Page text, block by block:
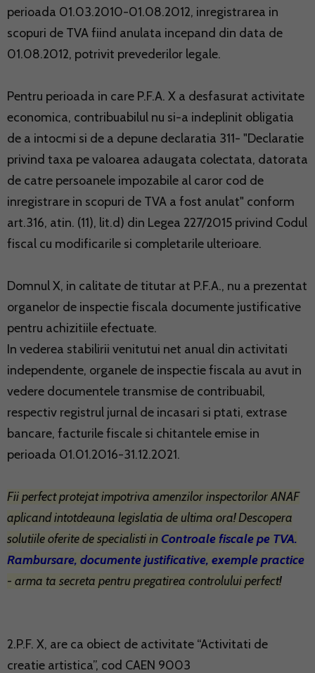
perioada 01.03.2010-01.08.2012, inregistrarea in
scopuri de TVA fiind anulata incepand din data de
01.08.2012, potrivit prevederilor legale.
Pentru perioada in care P.F.A. X a desfasurat activitate
economica, contribuabilul nu si-a indeplinit obligatia
de a intocmi si de a depune declaratia 311- "Declaratie
privind taxa pe valoarea adaugata colectata, datorata
de catre persoanele impozabile al caror cod de
inregistrare in scopuri de TVA a fost anulat" conform
art.316, atin. (11), lit.d) din Legea 227/2015 privind Codul
fiscal cu modificarile si completarile ulterioare.
Domnul X, in calitate de titutar at P.F.A., nu a prezentat
organelor de inspectie fiscala documente justificative
pentru achizitiile efectuate.
In vederea stabilirii venitutui net anual din activitati
independente, organele de inspectie fiscala au avut in
vedere documentele transmise de contribuabil,
respectiv registrul jurnal de incasari si ptati, extrase
bancare, facturile fiscale si chitantele emise in
perioada 01.01.2016-31.12.2021.
Fii perfect protejat impotriva amenzilor inspectorilor ANAF
aplicand intotdeauna legislatia de ultima ora! Descopera
solutiile oferite de specialisti in Controale fiscale pe TVA.
Rambursare, documente justificative, exemple practice
- arma ta secreta pentru pregatirea controlului perfect!
2.P.F. X, are ca obiect de activitate “Activitati de
creatie artistica”, cod CAEN 9003